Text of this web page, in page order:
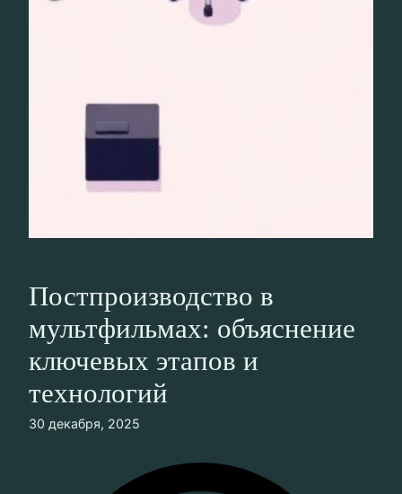
Постпроизводство в
мультфильмах: объяснение
ключевых этапов и
технологий
30 декабря, 2025